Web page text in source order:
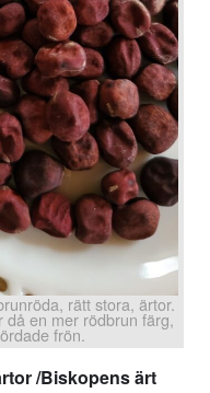
rätt stora, ärtor.
då en mer rödbrun färg,
frön.
/Biskopens ärt